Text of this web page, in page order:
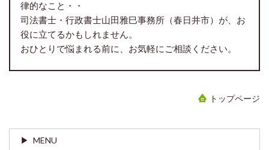
律的なこと・・
司法書士・行政書士山田雅巳事務所（春日井市）が、お
役に立てるかもしれません。
おひとりで悩まれる前に、お気軽にご相談ください。
トップページ
MENU